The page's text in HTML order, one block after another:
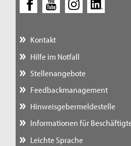
Kontakt
Hilfe im Notfall
Stellenangebote
Feedbackmanagement
Hinweisgebermeldestelle
Informationen für
Leichte Sprache